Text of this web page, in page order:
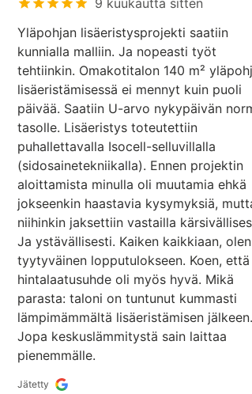
9 kuukautta sitten
Yläpohjan lisäeristysprojekti saatiin
kunnialla malliin. Ja nopeasti työt
tehtiinkin. Omakotitalon 140 m²
lisäeristämisessä ei mennyt kuin puoli
päivää. Saatiin U-arvo nykypäivän
tasolle. Lisäeristys toteutettiin
puhallettavalla Isocell-selluvillalla
(sidosainetekniikalla). Ennen projektin
aloittamista minulla oli muutamia ehkä
jokseenkin haastavia kysymyksiä,
niihinkin jaksettiin vastailla
Ja ystävällisesti. Kaiken kaikkiaan, olen
tyytyväinen lopputulokseen. Koen, että
hintalaatusuhde oli myös hyvä. Mikä
parasta: taloni on tuntunut kummasti
lämpimämmältä lisäeristämisen jälkeen.
Jopa keskuslämmitystä sain laittaa
pienemmälle.
Jätetty